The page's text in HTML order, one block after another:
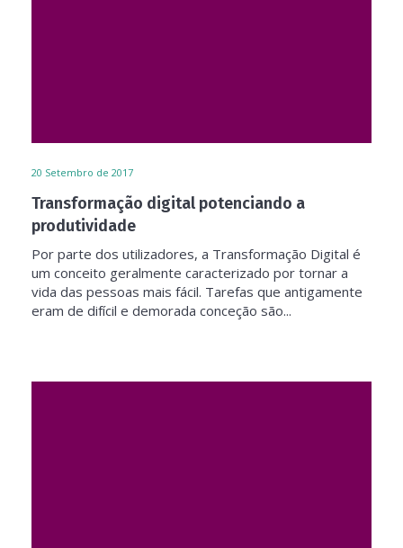
20 Setembro de 2017
Transformação digital potenciando a
produtividade
Por parte dos utilizadores, a Transformação Digital é
um conceito geralmente caracterizado por tornar a
vida das pessoas mais fácil. Tarefas que antigamente
eram de difícil e demorada conceção são...